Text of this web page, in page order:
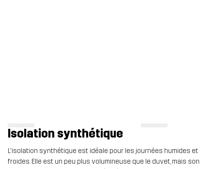
Isolation synthétique
L'isolation synthétique est idéale pour les journées humides et
froides. Elle est un peu plus volumineuse que le duvet, mais son